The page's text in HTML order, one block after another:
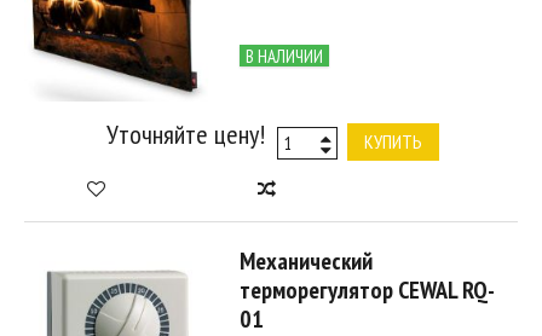
В НАЛИЧИИ
Уточняйте цену! КУПИТЬ
Механический
терморегулятор CEWAL RQ-
01